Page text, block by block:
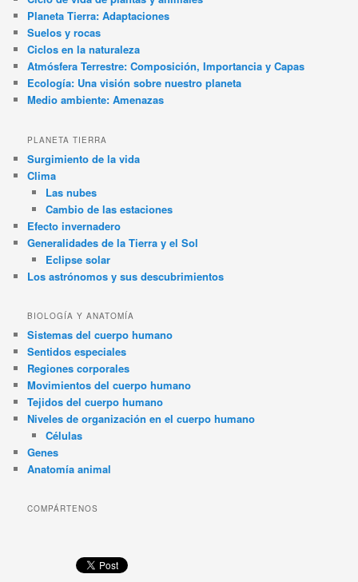
Planeta Tierra: Adaptaciones
Suelos y rocas
Ciclos en la naturaleza
Atmósfera Terrestre: Composición, Importancia y Capas
Ecología: Una visión sobre nuestro planeta
Medio ambiente: Amenazas
PLANETA TIERRA
Surgimiento de la vida
Clima
Las nubes
Cambio de las estaciones
Efecto invernadero
Generalidades de la Tierra y el Sol
Eclipse solar
Los astrónomos y sus descubrimientos
BIOLOGÍA Y ANATOMÍA
Sistemas del cuerpo humano
Sentidos especiales
Regiones corporales
Movimientos del cuerpo humano
Tejidos del cuerpo humano
Niveles de organización en el cuerpo humano
Células
Genes
Anatomía animal
COMPÁRTENOS